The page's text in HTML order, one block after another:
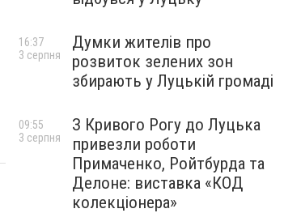
Думки жителів про
розвиток зелених зон
збирають у Луцькій громаді
16:37
3 серпня
З Кривого Рогу до Луцька
привезли роботи
Примаченко, Ройтбурда та
Делоне: виставка «КОД
колекціонера»
09:55
3 серпня